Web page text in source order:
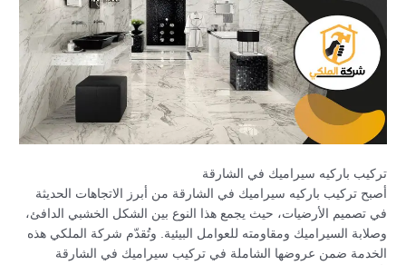
تركيب باركيه سيراميك في الشارقة
أصبح تركيب باركيه سيراميك في الشارقة من أبرز الاتجاهات الحديثة
في تصميم الأرضيات، حيث يجمع هذا النوع بين الشكل الخشبي الدافئ،
وصلابة السيراميك ومقاومته للعوامل البيئية. وتُقدّم شركة الملكي هذه
الخدمة ضمن عروضها الشاملة في تركيب سيراميك في الشارقة